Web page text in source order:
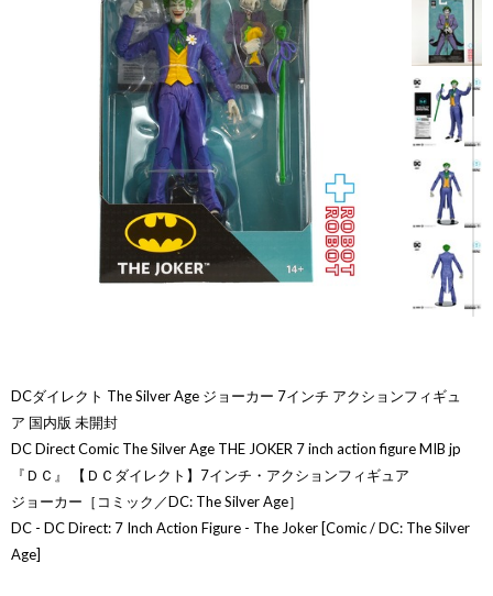
DCダイレクト The Silver Age ジョーカー 7インチ アクションフィギュ
ア 国内版 未開封
DC Direct Comic The Silver Age THE JOKER 7 inch action figure MIB jp
『ＤＣ』 【ＤＣダイレクト】7インチ・アクションフィギュア
ジョーカー［コミック／DC: The Silver Age］
DC - DC Direct: 7 Inch Action Figure - The Joker [Comic / DC: The Silver
Age]